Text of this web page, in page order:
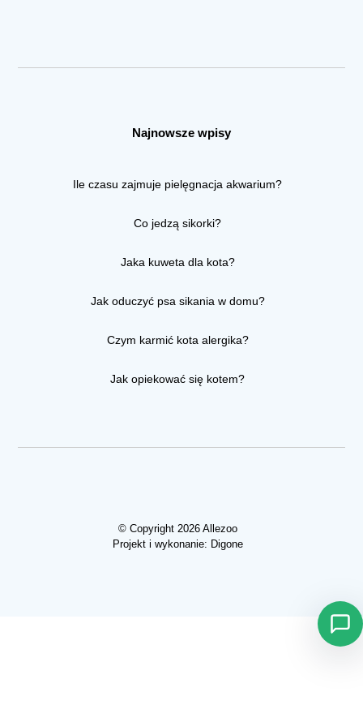
Najnowsze wpisy
Ile czasu zajmuje pielęgnacja akwarium?
Co jedzą sikorki?
Jaka kuweta dla kota?
Jak oduczyć psa sikania w domu?
Czym karmić kota alergika?
Jak opiekować się kotem?
© Copyright 2026 Allezoo
Projekt i wykonanie: Digone